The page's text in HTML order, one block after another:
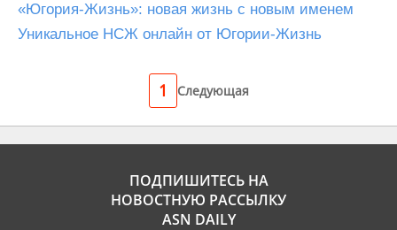
«Югория-Жизнь»: новая жизнь с новым именем
Уникальное НСЖ онлайн от Югории-Жизнь
1 Следующая
ПОДПИШИТЕСЬ НА
НОВОСТНУЮ РАССЫЛКУ
ASN DAILY